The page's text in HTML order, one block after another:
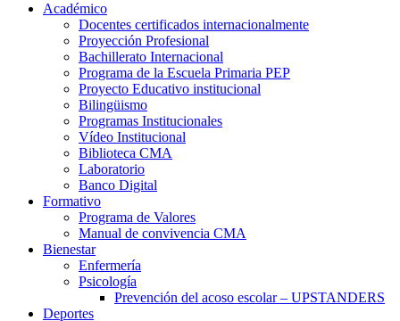
Académico
Docentes certificados internacionalmente
Proyección Profesional
Bachillerato Internacional
Programa de la Escuela Primaria PEP
Proyecto Educativo institucional
Bilingüismo
Programas Institucionales
Vídeo Institucional
Biblioteca CMA
Laboratorio
Banco Digital
Formativo
Programa de Valores
Manual de convivencia CMA
Bienestar
Enfermería
Psicología
Prevención del acoso escolar – UPSTANDERS
Deportes